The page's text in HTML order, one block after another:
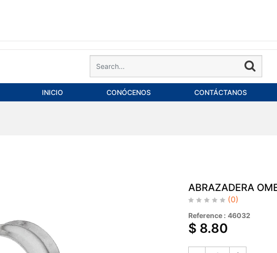
INICIO CONÓCENOS CONTÁCTANOS
ABRAZADERA
(0)
Reference : 46032
$ 8.80